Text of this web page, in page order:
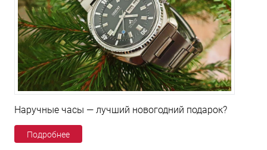
Наручные часы — лучший новогодний подарок?
Подробнее